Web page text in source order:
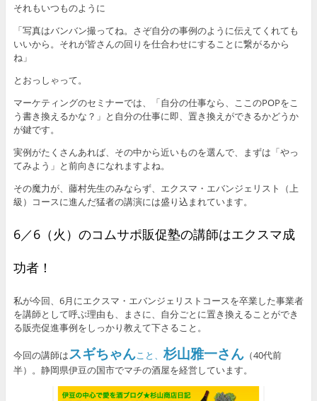
それもいつものように
「写真はバンバン撮ってね。さぞ自分の事例のように伝えてくれても
いいから。それが皆さんの回りを仕合わせにすることに繋がるから
ね」
とおっしゃって。
マーケティングのセミナーでは、「自分の仕事なら、ここのPOPをこ
う書き換えるかな？」と自分の仕事に即、置き換えができるかどうか
が鍵です。
実例がたくさんあれば、その中から近いものを選んで、まずは「やっ
てみよう」と前向きになれますよね。
その魔力が、藤村先生のみならず、エクスマ・エバンジェリスト（上
級）コースに進んだ猛者の講演には盛り込まれています。
6／6（火）のコムサポ販促塾の講師はエクスマ成
功者！
私が今回、6月にエクスマ・エバンジェリストコースを卒業した事業者
を講師として呼ぶ理由も、まさに、自分ごとに置き換えることができ
る販売促進事例をしっかり教えて下さること。
今回の講師はスギちゃんこと、杉山雅一さん（40代前
半）。静岡県伊豆の国市でマチの酒屋を経営しています。